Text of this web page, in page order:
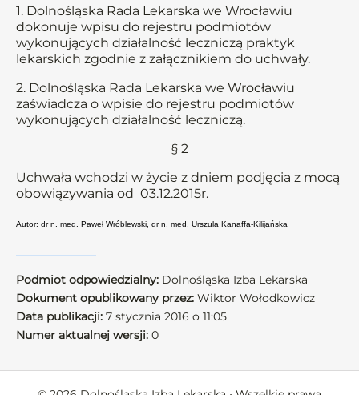
1. Dolnośląska Rada Lekarska we Wrocławiu
dokonuje wpisu do rejestru podmiotów
wykonujących działalność leczniczą praktyk
lekarskich zgodnie z załącznikiem do uchwały.
2. Dolnośląska Rada Lekarska we Wrocławiu
zaświadcza o wpisie do rejestru podmiotów
wykonujących działalność leczniczą.
§ 2
Uchwała wchodzi w życie z dniem podjęcia z mocą
obowiązywania od 03.12.2015r.
Autor: dr n. med. Paweł Wróblewski, dr n. med. Urszula Kanaffa-Kilijańska
Podmiot odpowiedzialny: Dolnośląska Izba Lekarska
Dokument opublikowany przez: Wiktor Wołodkowicz
Data publikacji: 7 stycznia 2016 o 11:05
Numer aktualnej wersji: 0